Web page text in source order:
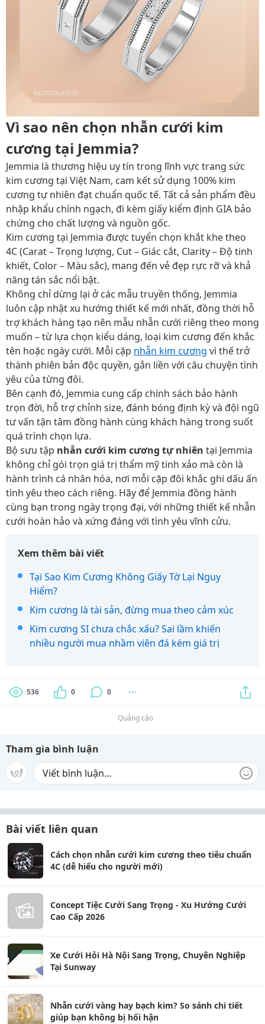
Vì sao nên chọn nhẫn cưới kim
cương tại Jemmia?
Jemmia là thương hiệu uy tín trong lĩnh vực trang sức
kim cương tại Việt Nam, cam kết sử dụng 100% kim
cương tự nhiên đạt chuẩn quốc tế. Tất cả sản phẩm đều
nhập khẩu chính ngạch, đi kèm giấy kiểm định GIA bảo
chứng cho chất lượng và nguồn gốc.
Kim cương tại Jemmia được tuyển chọn khắt khe theo
4C (Carat – Trọng lượng, Cut – Giác cắt, Clarity – Độ tinh
khiết, Color – Màu sắc), mang đến vẻ đẹp rực rỡ và khả
năng tán sắc nổi bật.
Không chỉ dừng lại ở các mẫu truyền thống, Jemmia
luôn cập nhật xu hướng thiết kế mới nhất, đồng thời hỗ
trợ khách hàng tạo nên mẫu nhẫn cưới riêng theo mong
muốn – từ lựa chọn kiểu dáng, loại kim cương đến khắc
tên hoặc ngày cưới. Mỗi cặp nhẫn kim cương vì thế trở
thành phiên bản độc quyền, gắn liền với câu chuyện tình
yêu của từng đôi.
Bên cạnh đó, Jemmia cung cấp chính sách bảo hành
trọn đời, hỗ trợ chỉnh size, đánh bóng định kỳ và đội ngũ
tư vấn tận tâm đồng hành cùng khách hàng trong suốt
quá trình chọn lựa.
Bộ sưu tập nhẫn cưới kim cương tự nhiên tại Jemmia
không chỉ gói trọn giá trị thẩm mỹ tinh xảo mà còn là
hành trình cá nhân hóa, nơi mỗi cặp đôi khắc ghi dấu ấn
tình yêu theo cách riêng. Hãy để Jemmia đồng hành
cùng bạn trong ngày trọng đại, với những thiết kế nhẫn
cưới hoàn hảo và xứng đáng với tình yêu vĩnh cửu.
Xem thêm bài viết
Tại Sao Kim Cương Không Giấy Tờ Lại Nguy
Hiểm?
Kim cương là tài sản, đừng mua theo cảm xúc
Kim cương SI chưa chắc xấu? Sai lầm khiến
nhiều người mua nhầm viên đá kém giá trị
536 0 0
Quảng cáo
Tham gia bình luận
Bài viết liên quan
Cách chọn nhẫn cưới kim cương theo tiêu chuẩn
4C (dễ hiểu cho người mới)
Concept Tiệc Cưới Sang Trọng - Xu Hướng Cưới
Cao Cấp 2026
Xe Cưới Hỏi Hà Nội Sang Trọng, Chuyên Nghiệp
Tại Sunway
Nhẫn cưới vàng hay bạch kim? So sánh chi tiết
giúp bạn không bị hối hận